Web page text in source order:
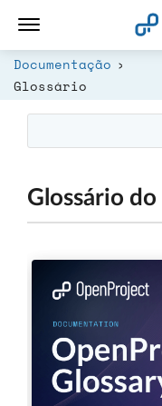
Documentação
Glossário
Glossário
Abrir a ligação num novo